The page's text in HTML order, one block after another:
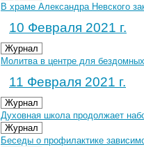
В храме Александра Невского
10 Февраля 2021 г.
Журнал
Молитва в центре для
11 Февраля 2021 г.
Журнал
Духовная школа продолжает
Журнал
Беседы о профилактике